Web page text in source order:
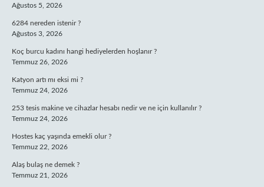
Ağustos 5, 2026
6284 nereden istenir ?
Ağustos 3, 2026
Koç burcu kadını hangi hediyelerden hoşlanır ?
Temmuz 26, 2026
Katyon artı mı eksi mi ?
Temmuz 24, 2026
253 tesis makine ve cihazlar hesabı nedir ve ne için kullanılır ?
Temmuz 24, 2026
Hostes kaç yaşında emekli olur ?
Temmuz 22, 2026
Alaş bulaş ne demek ?
Temmuz 21, 2026